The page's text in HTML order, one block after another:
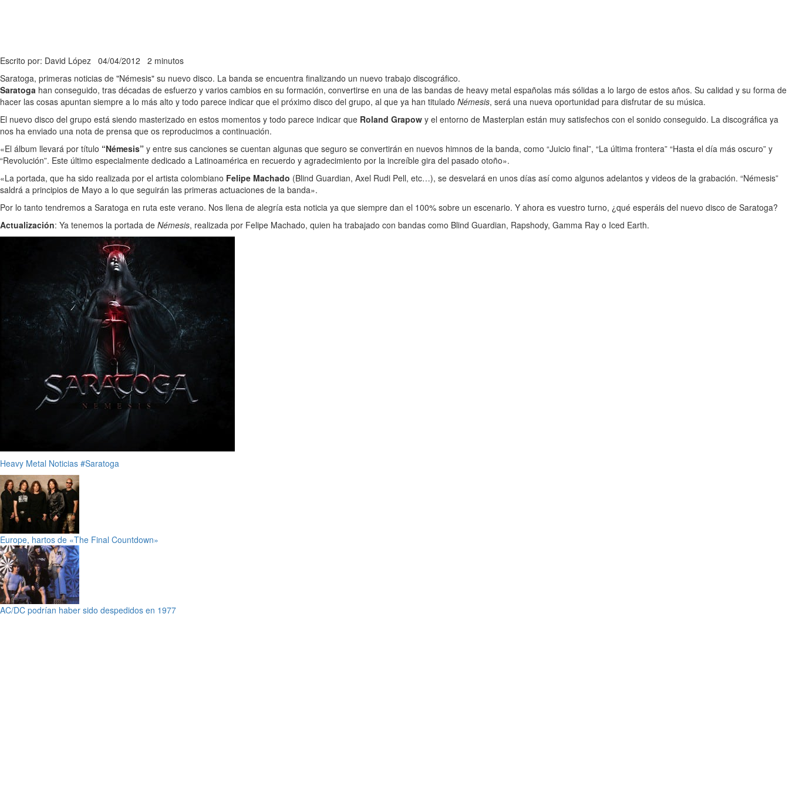
Escrito por: David López 04/04/2012 2 minutos
Saratoga, primeras noticias de "Némesis" su nuevo disco. La banda se encuentra finalizando un nuevo trabajo discográfico.
Saratoga han conseguido, tras décadas de esfuerzo y varios cambios en su formación, convertirse en una de las bandas de heavy metal españolas más sólidas a lo largo de estos años. Su calidad y su forma de
hacer las cosas apuntan siempre a lo más alto y todo parece indicar que el próximo disco del grupo, al que ya han titulado Némesis, será una nueva oportunidad para disfrutar de su música.
El nuevo disco del grupo está siendo masterizado en estos momentos y todo parece indicar que Roland Grapow y el entorno de Masterplan están muy satisfechos con el sonido conseguido. La discográfica ya
nos ha enviado una nota de prensa que os reproducimos a continuación.
«El álbum llevará por título “Némesis” y entre sus canciones se cuentan algunas que seguro se convertirán en nuevos himnos de la banda, como “Juicio final”, “La última frontera” “Hasta el día más oscuro” y
“Revolución”. Este último especialmente dedicado a Latinoamérica en recuerdo y agradecimiento por la increíble gira del pasado otoño».
«La portada, que ha sido realizada por el artista colombiano Felipe Machado (Blind Guardian, Axel Rudi Pell, etc…), se desvelará en unos días así como algunos adelantos y videos de la grabación. “Némesis”
saldrá a principios de Mayo a lo que seguirán las primeras actuaciones de la banda».
Por lo tanto tendremos a Saratoga en ruta este verano. Nos llena de alegría esta noticia ya que siempre dan el 100% sobre un escenario. Y ahora es vuestro turno, ¿qué esperáis del nuevo disco de Saratoga?
Actualización: Ya tenemos la portada de Némesis, realizada por Felipe Machado, quien ha trabajado con bandas como Blind Guardian, Rapshody, Gamma Ray o Iced Earth.
Heavy Metal Noticias #Saratoga
Europe, hartos de «The Final Countdown»
AC/DC podrían haber sido despedidos en 1977